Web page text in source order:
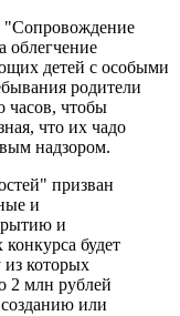
"Сопровождение
облегчение
детей с особыми
родители
часов, чтобы
что их чадо
надзором.
призван
и
и
будет
которых
2 млн рублей
или